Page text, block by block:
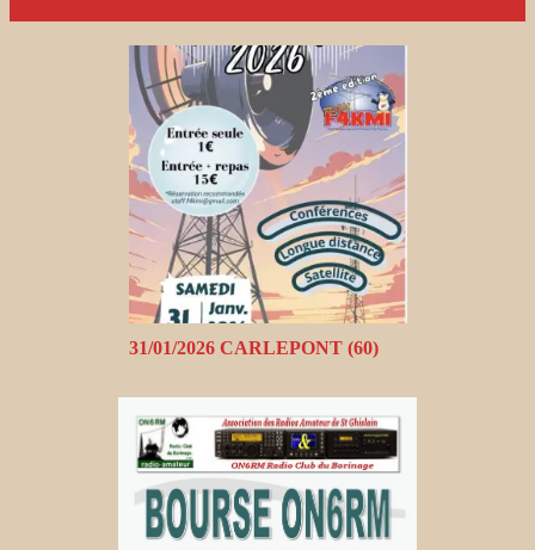
31/01/2026 CARLEPONT (60)